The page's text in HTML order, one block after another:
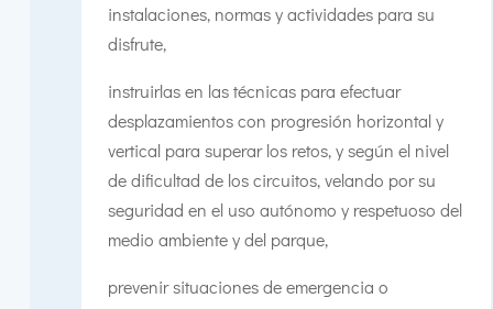
instalaciones, normas y actividades para su
disfrute,
instruirlas en las técnicas para efectuar
desplazamientos con progresión horizontal y
vertical para superar los retos, y según el nivel
de dificultad de los circuitos, velando por su
seguridad en el uso autónomo y respetuoso del
medio ambiente y del parque,
prevenir situaciones de emergencia o